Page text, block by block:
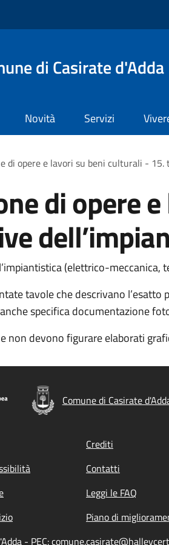
di Casirate d'Adda
Novità Servizi
pane
di opere e lavori su beni culturali -
di opere
(elettrico-meccanica,
tavole che descrivano
specifica documentazione
non devono figurare elaborati
Comune di Casirate
Crediti
Contatti
Leggi le FAQ
Piano di
- PEC: